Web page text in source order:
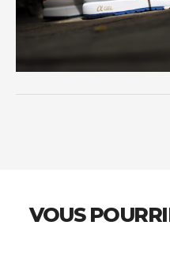
VOUS